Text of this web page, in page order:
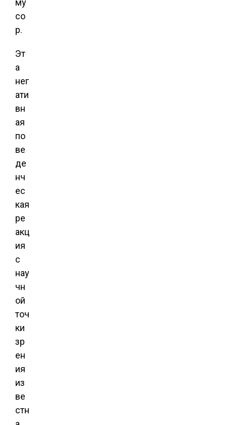
му
со
р.
Эт
а
нег
ати
вн
ая
по
ве
де
нч
ес
кая
ре
акц
ия
с
нау
чн
ой
точ
ки
зр
ен
ия
из
ве
стн